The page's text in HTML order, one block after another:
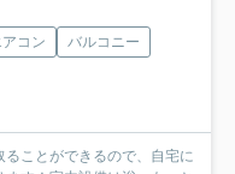
アコン
バルコニー
ことができるので、自宅に